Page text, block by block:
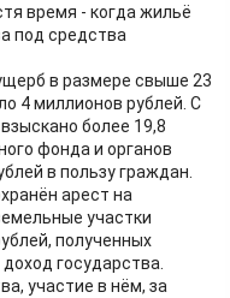
время - когда жильё
под средства
в размере свыше 23
4 миллионов рублей. С
более 19,8
фонда и органов
в пользу граждан.
арест на
участки
полученных
государства.
участие в нём, за